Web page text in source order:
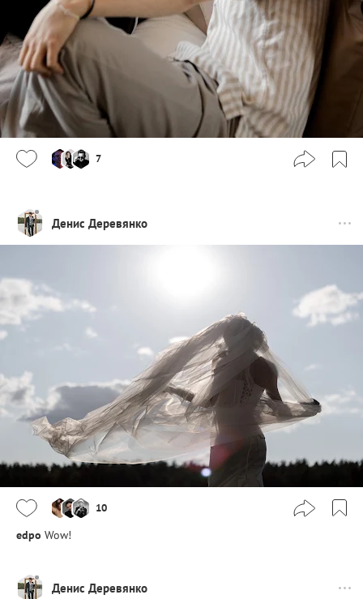
7
Денис Деревянко
10
edpo Wow!
Денис Деревянко